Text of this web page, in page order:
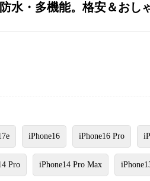
水・多機能。格安＆おし
iPhone16 iPhone16 Pro
Pro iPhone14 Pro Max